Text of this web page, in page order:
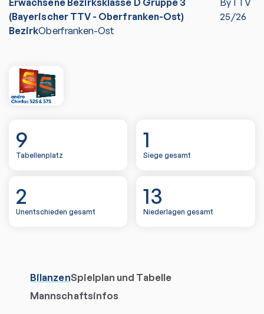
Erwachsene Bezirksklasse D Gruppe 3
(Bayerischer TTV - Oberfranken-Ost)
ByTTV
25/26
BezirkOberfranken-Ost
9
Tabellenplatz
1
Siege gesamt
2
Unentschieden gesamt
13
Niederlagen gesamt
BilanzenSpielplan und Tabelle
Mannschaftsinfos